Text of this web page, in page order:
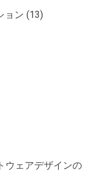
ョン (13)
ウェアデザインの